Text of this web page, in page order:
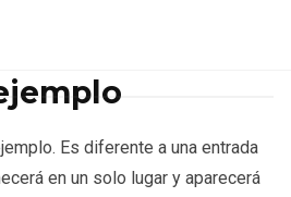
Es diferente a una entrada
en un solo lugar y aparecerá